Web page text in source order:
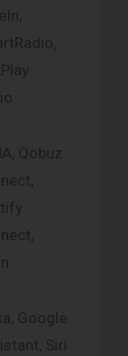
Qobuz
Google
Siri